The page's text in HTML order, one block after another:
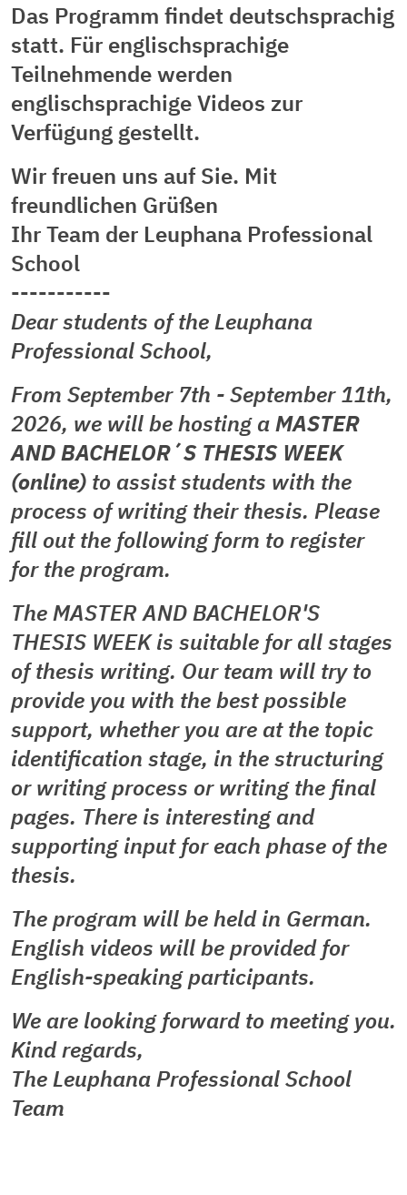
Das Programm findet deutschsprachig
statt. Für englischsprachige
Teilnehmende werden
englischsprachige Videos zur
Verfügung gestellt.
Wir freuen uns auf Sie. Mit
freundlichen Grüßen
Ihr Team der Leuphana Professional
School
-----------
Dear students of the Leuphana
Professional School,
From September 7th - September 11th,
2026, we will be hosting aMASTER
AND BACHELOR´S THESIS WEEK
(online) to assist students with the
process of writing their thesis. Please
fill out the following form to register
for the program.
The MASTER AND BACHELOR'S
THESIS WEEK is suitable for all stages
of thesis writing. Our team will try to
provide you with the best possible
support, whether you are at the topic
identification stage, in the structuring
or writing process or writing the final
pages. There is interesting and
supporting input for each phase of the
thesis.
The program will be held in German.
English videos will be provided for
English-speaking participants.
We are looking forward to meeting you.
Kind regards,
The Leuphana Professional School
Team